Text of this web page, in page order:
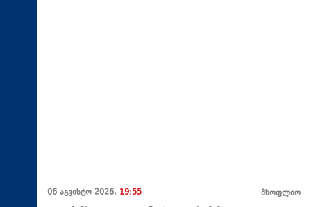
06 აგვისტო 2026, 19:55 მსოფლიო